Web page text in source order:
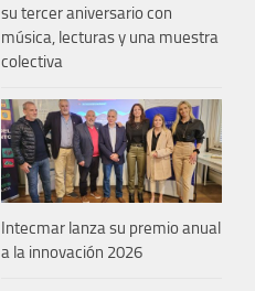
su tercer aniversario con
música, lecturas y una muestra
colectiva
Intecmar lanza su premio anual
a la innovación 2026